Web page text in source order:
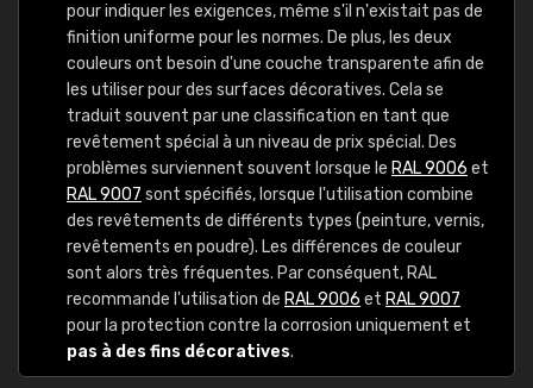
pour indiquer les exigences, même s'il n'existait pas de
finition uniforme pour les normes. De plus, les deux
couleurs ont besoin d'une couche transparente afin de
les utiliser pour des surfaces décoratives. Cela se
traduit souvent par une classification en tant que
revêtement spécial à un niveau de prix spécial. Des
problèmes surviennent souvent lorsque le RAL 9006 et
RAL 9007 sont spécifiés, lorsque l'utilisation combine
des revêtements de différents types (peinture, vernis,
revêtements en poudre). Les différences de couleur
sont alors très fréquentes. Par conséquent, RAL
recommande l'utilisation de RAL 9006 et RAL 9007
pour la protection contre la corrosion uniquement et
pas à des fins décoratives.